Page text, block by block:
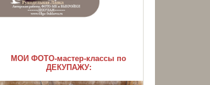
МОИ ФОТО-мастер-классы по
ДЕКУПАЖУ: